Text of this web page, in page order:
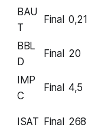
BAU
T
Final 0,21
BBL
D
Final 20
IMP
C
Final 4,5
ISAT Final 268